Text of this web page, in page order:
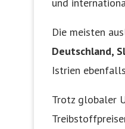
Die meisten
Deutschland,
Istrien
Trotz globaler